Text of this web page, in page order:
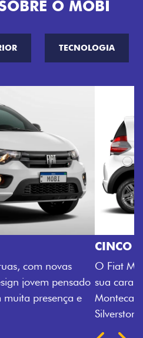
O MOBI
TECNOLOGIA
opção de cor que é a
Vulcano, Vermelho
Prata Bari e Cinza